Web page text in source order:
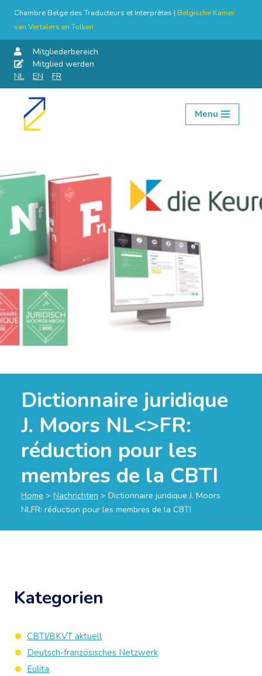
Chambre Belge des Traducteurs et Interprètes | Belgische Kamer
van Vertalers en Tolken
Mitgliederbereich
Mitglied werden
NL
EN FR
Skip
Menu
Dictionnaire juridique
J. Moors NL<>FR:
réduction pour les
membres de la CBTI
Home > Nachrichten > Dictionnaire juridique J. Moors
NLFR: réduction pour les membres de la CBTI
Kategorien
CBTI/BKVT aktuell
Deutsch-französisches Netzwerk
Eulita